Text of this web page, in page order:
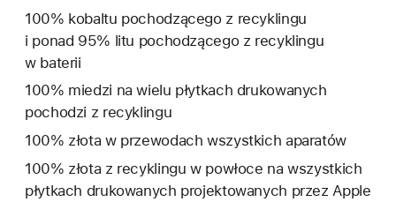
100% kobaltu pochodzącego z recyklingu
i ponad 95% litu pochodzącego z recyklingu
w baterii
100% miedzi na wielu płytkach drukowanych
pochodzi z recyklingu
100% złota w przewodach wszystkich aparatów
100% złota z recyklingu w powłoce na wszystkich
płytkach drukowanych projektowanych przez Apple